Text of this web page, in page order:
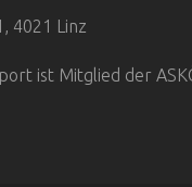
4021 Linz
ist Mitglied der